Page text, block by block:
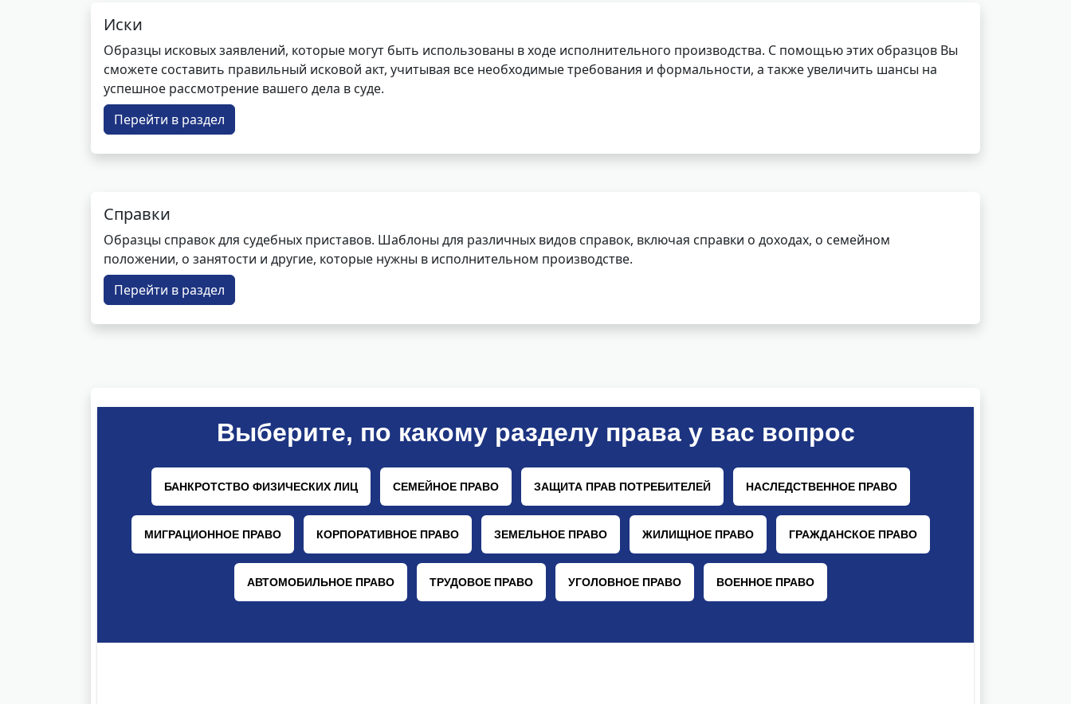
Иски
Образцы исковых заявлений, которые могут быть использованы в ходе исполнительного производства. С помощью этих образцов Вы
сможете составить правильный исковой акт, учитывая все необходимые требования и формальности, а также увеличить шансы на
успешное рассмотрение вашего дела в суде.
Перейти в раздел
Справки
Образцы справок для судебных приставов. Шаблоны для различных видов справок, включая справки о доходах, о семейном
положении, о занятости и другие, которые нужны в исполнительном производстве.
Перейти в раздел